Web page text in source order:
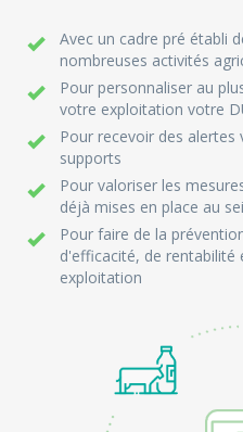
Avec un cadre pré établi
nombreuses activités
Pour personnaliser au
votre exploitation votre
Pour recevoir des
supports
Pour valoriser les
déjà mises en place au
Pour faire de la
d'efficacité, de
exploitation